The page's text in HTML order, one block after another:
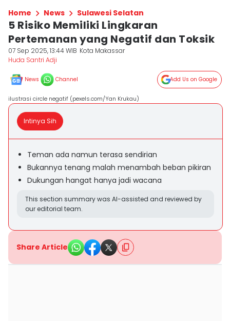
Home News Sulawesi Selatan
5 Risiko Memiliki Lingkaran
Pertemanan yang Negatif dan Toksik
07 Sep 2025, 13:44 WIB Kota Makassar
Huda Santri Adji
News Channel Add Us on Google
ilustrasi circle negatif (pexels.com/Yan Krukau)
Intinya Sih
Teman ada namun terasa sendirian
Bukannya tenang malah menambah beban pikiran
Dukungan hangat hanya jadi wacana
This section summary was AI-assisted and reviewed by
our editorial team.
Share Article